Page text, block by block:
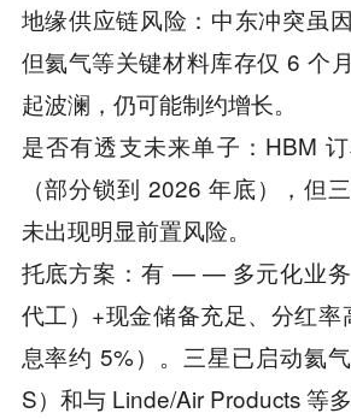
地缘供应链风险：中东冲突虽
但氦气等关键材料库存仅 6 个
起波澜，仍可能制约增长。
是否有透支未来单子：HBM
（部分锁到 2026 年底），但
未出现明显前置风险。
托底方案：有 — — 多元化业务
代工）+现金储备充足、分红
息率约 5%）。三星已启动氦
S）和与 Linde/Air Products 等多